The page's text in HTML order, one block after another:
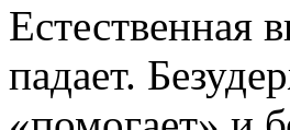
Естественная
падает.